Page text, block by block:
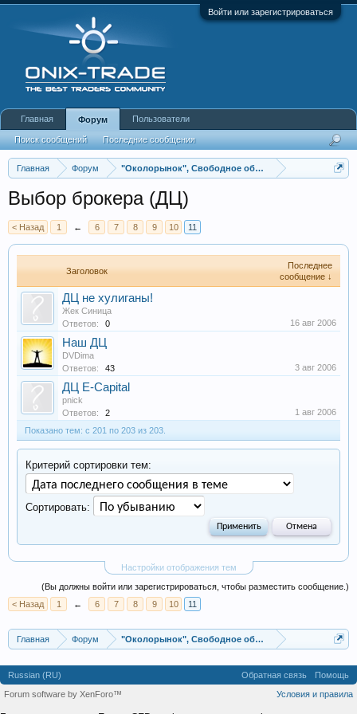
Войти или зарегистрироваться
Главная Форум "Околорынок", Свободное общение
Выбор брокера (ДЦ)
< Назад 1 ← 6 7 8 9 10 11
Заголовок
Последнее
сообщение ↓
ДЦ не хулиганы!
Жек Синица
Ответов:
0 16 авг 2006
Наш ДЦ
DVDima
Ответов:
43 3 авг 2006
ДЦ E-Capital
pnick
Ответов:
2
1 авг 2006
Показано тем: с 201 по 203 из 203.
Настройки отображения тем
Критерий сортировки тем:
Сортировать:
(Вы должны войти или зарегистрироваться, чтобы разместить сообщение.)
< Назад
1 ← 6 7 8 9 10 11
Главная Форум "Околорынок", Свободное общение
Главная Форум
Поиск сообщений Последние сообщения
Пользователи
Russian (RU) Обратная связь
Помощь
Условия и правила
Forum software by XenForo™